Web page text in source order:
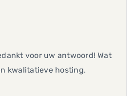
voor uw antwoord! Wat
kwalitatieve hosting.